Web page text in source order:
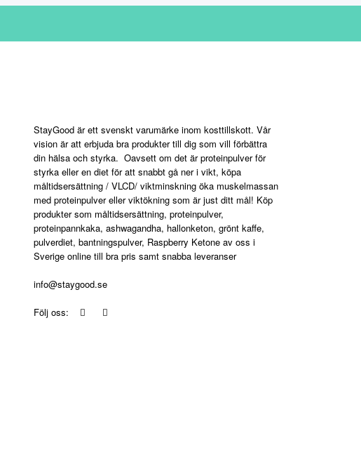
StayGood är ett svenskt varumärke inom kosttillskott. Vår
vision är att erbjuda bra produkter till dig som vill förbättra
din hälsa och styrka. Oavsett om det är proteinpulver för
styrka eller en diet för att snabbt gå ner i vikt, köpa
måltidsersättning / VLCD/ viktminskning öka muskelmassan
med proteinpulver eller viktökning som är just ditt mål! Köp
produkter som måltidsersättning, proteinpulver,
proteinpannkaka, ashwagandha, hallonketon, grönt kaffe,
pulverdiet, bantningspulver, Raspberry Ketone av oss i
Sverige online till bra pris samt snabba leveranser
info@staygood.se
Följ oss: